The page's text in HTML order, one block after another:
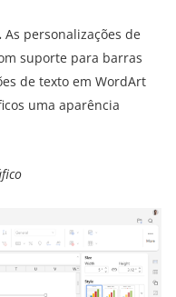
As personalizações de
suporte para barras
de texto em WordArt
uma aparência